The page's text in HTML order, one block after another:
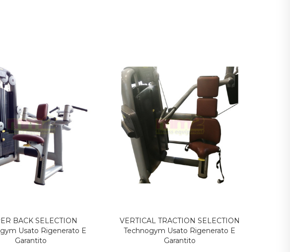
BACK SELECTION
Usato Rigenerato E
Garantito
VERTICAL TRACTION SELECTION
Technogym Usato Rigenerato E
Garantito
SELECTION
Usato Ricondizionato
E Garantito
HALF RACK PURE STRENGTH
Technogym Usato Ricondizionato
E Garantito